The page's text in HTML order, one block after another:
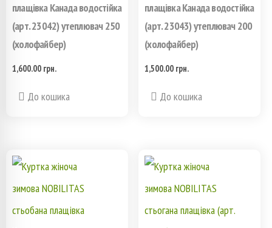
товара.
товара.
плащівка Канада водостійка
(арт. 23042) утеплювач 250
(холофайбер)
1,600.00 грн.
До кошика
несколько
вариаций.
Опции
плащівка Канада водостійка
(арт. 23043) утеплювач 200
(холофайбер)
1,500.00 грн.
До кошика
несколько
вариаций.
Опции